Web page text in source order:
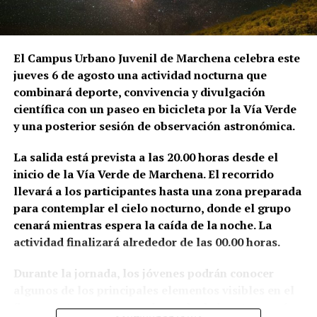
por orden del provisor general del Arzobispado,
duró tres días y fue remunerado con 54 reales. La
anotación se conserva en el Libro de Cuentas de
Fábrica de la parroquia de San Juan.
Sin embargo, el historiador del arte Alfredo J.
Morales advierte de que la brevedad del documento
impide conocer el alcance exacto de aquella
—«visitar la torre de San Juan e San Miguel»— podría
referirse tanto a la preparación de una obra como a
una simple inspección sobre el estado de
conservación de los campanarios. Morales señala,
además, que no localizó otras referencias
posteriores que permitieran relacionar directamente
de San Juan.
La situación es diferente en Santa María de la Mota,
El Campus Urbano Juvenil de Marchena celebra este
jueves 6 de agosto una actividad nocturna que
combinará deporte, convivencia y divulgación
científica con un paseo en bicicleta por la Vía Verde
y una posterior sesión de observación astronómica.
La salida está prevista a las 20.00 horas desde el
inicio de la Vía Verde de Marchena. El recorrido
llevará a los participantes hasta una zona preparada
para contemplar el cielo nocturno, donde el grupo
cenará mientras espera la caída de la noche. La
actividad finalizará alrededor de las 00.00 horas.
Durante la jornada, los jóvenes podrán conocer
firmamento y acercarse al mundo de la astronomía